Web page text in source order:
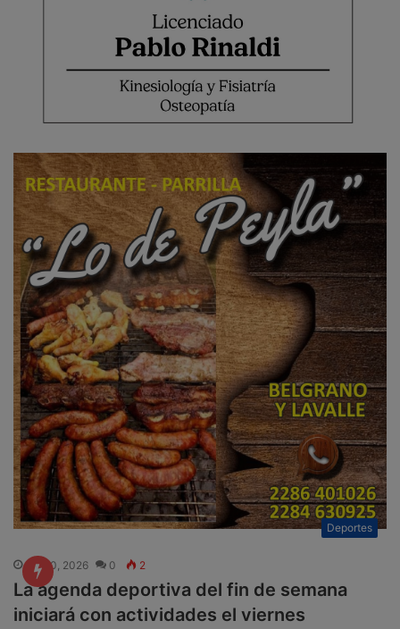
Deportes
Jul 30, 2026 0 2
La agenda deportiva del fin de semana
iniciará con actividades el viernes